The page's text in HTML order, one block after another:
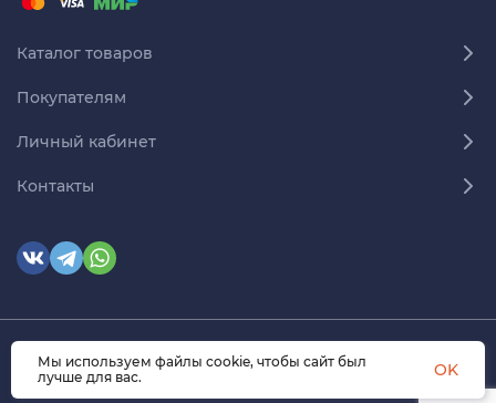
Каталог товаров
Покупателям
Личный кабинет
Контакты
© 2026 himmedsnab.ru. Все права защищены
Мы используем файлы cookie, чтобы сайт был
лучше для вас.
OK